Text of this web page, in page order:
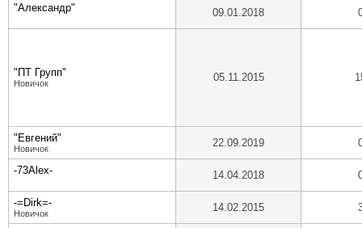
"Александр" 09.01.2018
"ПТ Групп"
Новичок 05.11.2015
"Евгений"
Новичок 22.09.2019
-73Alex- 14.04.2018
-=Dirk=-
Новичок 14.02.2015